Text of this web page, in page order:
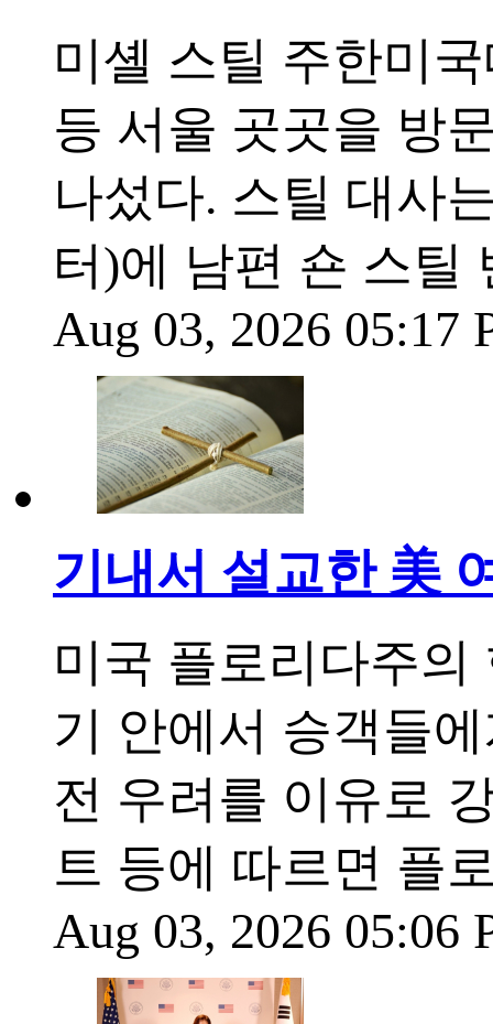
미셸 스틸 주한미
등 서울 곳곳을 방
나섰다. 스틸 대사
터)에 남편 숀 스
Aug 03, 2026 05:17
기내서 설교한 美
미국 플로리다주
기 안에서 승객들
전 우려를 이유로
트 등에 따르면 플
Aug 03, 2026 05:06